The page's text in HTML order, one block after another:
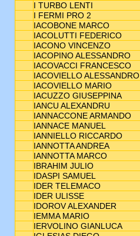
I TURBO LENTI
I FERMI PRO 2
IACOBONE MARCO
IACOLUTTI FEDERICO
IACONO VINCENZO
IACOPINO ALESSANDRO
IACOVACCI FRANCESCO
IACOVIELLO ALESSANDRO
IACOVIELLO MARIO
IACUZZO GIUSEPPINA
IANCU ALEXANDRU
IANNACCONE ARMANDO
IANNACE MANUEL
IANNIELLO RICCARDO
IANNOTTA ANDREA
IANNOTTA MARCO
IBRAHIM JULIO
IDASPI SAMUEL
IDER TELEMACO
IDER ULISSE
IDOROV ALEXANDER
IEMMA MARIO
IERVOLINO GIANLUCA